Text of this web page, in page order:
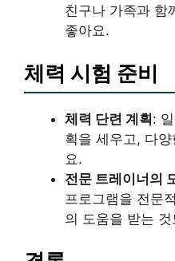
친구나 가족과 함
좋아요.
체력 시험 준비
체력 단련 계획:
획을 세우고, 다
요.
전문 트레이너의
프로그램을 전문
의 도움을 받는